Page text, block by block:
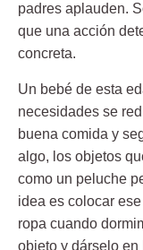
padres aplauden.
que una acción
concreta.
Un bebé de esta
necesidades se
buena comida y
algo, los objetos
como un peluche
idea es colocar
ropa cuando
objeto y dárselo